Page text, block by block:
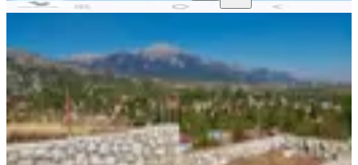
Sahibinden Gömbe'de Önü Açık Vadi
Ve Doğa Manzaralı İmarlı Satılık Arsa
Kaş, Gömbe Mahallesi
326 m² · 7.055/m²·23.06.2026
2.300.000 ₺